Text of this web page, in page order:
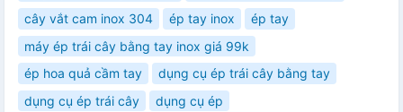
cây vắt cam inox 304
ép tay inox
ép tay
máy ép trái cây bằng tay inox giá 99k
ép hoa quả cầm tay
dụng cụ ép trái cây bằng tay
dụng cụ ép trái cây
dụng cụ ép